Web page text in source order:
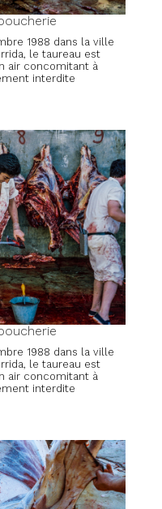
1988 dans la ville
le taureau est
air concomitant à
interdite
1988 dans la ville
le taureau est
air concomitant à
interdite